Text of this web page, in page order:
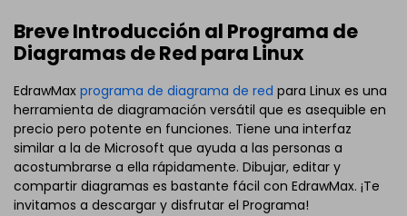
Breve Introducción al Programa de
Diagramas de Red para Linux
EdrawMax programa de diagrama de red para Linux es una
herramienta de diagramación versátil que es asequible en
precio pero potente en funciones. Tiene una interfaz
similar a la de Microsoft que ayuda a las personas a
acostumbrarse a ella rápidamente. Dibujar, editar y
compartir diagramas es bastante fácil con EdrawMax. ¡Te
invitamos a descargar y disfrutar el Programa!